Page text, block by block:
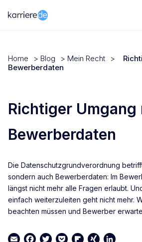
Home > Blog > Mein Recht >
Bewerberdaten
Richtiger Umgang
Bewerberdaten
Die Datenschutzgrundverordnung
sondern auch Bewerberdaten: Im
längst nicht mehr alle Fragen erlaubt.
einfach weiterzuleiten geht nicht mehr.
beachten müssen und Bewerber
EmailFacebook
TwitterPocketFlipboard
XINGLinkedIn